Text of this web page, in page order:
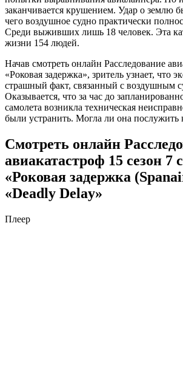
заканчивается крушением. Удар о землю
чего воздушное судно практически
Среди выживших лишь 18 человек. Эта
жизни 154 людей.
Начав смотреть онлайн Расследование
«Роковая задержка», зритель узнает, что
страшный факт, связанный с воздушным
Оказывается, что за час до
самолета возникла техническая
были устранить. Могла ли она
Смотреть онлайн
авиакатастроф 15 сезон 7
«Роковая задержка
«Deadly Delay»
Плеер